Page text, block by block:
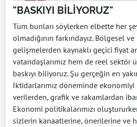
"BASKIYI BİLİYORUZ"
Tüm bunları söylerken elbette her
olmadığının farkındayız. Bölgesel
gelişmelerden kaynaklı geçici fiyat
vatandaşlarımız hem de reel sektör
baskıyı biliyoruz. Şu gerçeğin en
İktidarlarımız döneminde
verilerden, grafik ve rakamlardan
Ekonomi politikalarımızı
sizlerin kanaatlerine, önerilerine ve